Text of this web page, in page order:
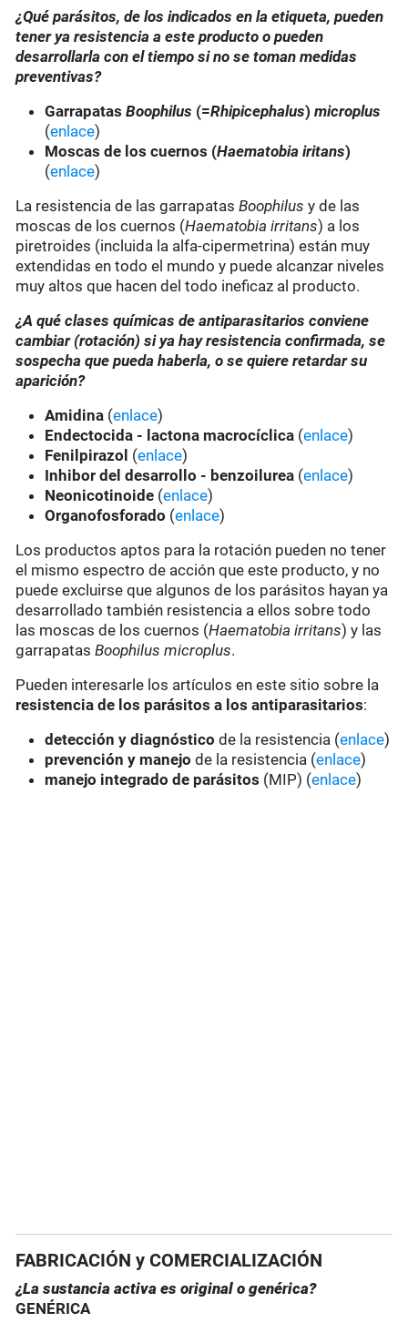
¿Qué parásitos, de los indicados en la etiqueta, pueden
tener ya resistencia a este producto o pueden
desarrollarla con el tiempo si no se toman medidas
preventivas?
GarrapatasBoophilus (=Rhipicephalus)microplus
(enlace)
Moscas de los cuernos (Haematobia iritans)
(enlace)
La resistencia de las garrapatasBoophilus y de las
moscas de los cuernos (Haematobia irritans) a los
piretroides (incluida la alfa-cipermetrina) están muy
extendidas en todo el mundo y puede alcanzar niveles
muy altos que hacen del todo ineficaz al producto.
¿A qué clases químicas de antiparasitarios conviene
cambiar (rotación) si ya hay resistencia confirmada, se
sospecha que pueda haberla, o se quiere retardar su
aparición?
Amidina (enlace)
Endectocida - lactona macrocíclica (enlace)
Fenilpirazol (enlace)
Inhibor del desarrollo - benzoilurea (enlace)
Neonicotinoide (enlace)
Organofosforado (enlace)
Los productos aptos para la rotación pueden no tener
el mismo espectro de acción que este producto, y no
puede excluirse que algunos de los parásitos hayan ya
desarrollado también resistencia a ellos sobre todo
las moscas de los cuernos (Haematobia irritans) y las
garrapatasBoophilus microplus.
Pueden interesarle los artículos en este sitio sobre la
resistencia de los parásitos a los antiparasitarios:
detección y diagnóstico de la resistencia (enlace)
prevención y manejo de la resistencia (enlace)
manejo integrado de parásitos (MIP) (enlace)
FABRICACIÓN y COMERCIALIZACIÓN
¿La sustancia activa es original o genérica?
GENÉRICA